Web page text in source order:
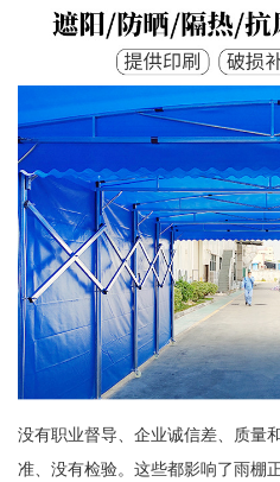
没有职业督导、企业诚信差、质量
准、没有检验。这些都影响了雨棚